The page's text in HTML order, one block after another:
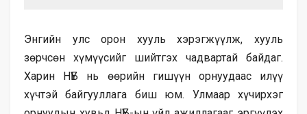
Энгийн улс орон хууль хэрэгжүүлж, хууль
зөрчсөн хүмүүсийг шийтгэх чадвартай байдаг.
Харин НҮБ нь өөрийн гишүүн орнуудаас илүү
хүчтэй байгууллага биш юм. Улмаар хүчирхэг